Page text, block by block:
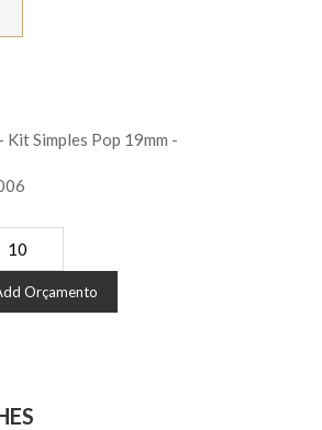
Kit Simples Pop 19mm -
Orçamento